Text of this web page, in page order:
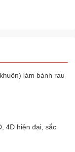
làm bánh rau
4D hiện đại, sắc